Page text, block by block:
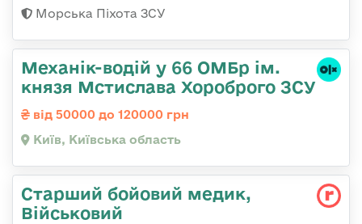
Морська Піхота ЗСУ
Механік-водій у 66 ОМБр ім.
князя Мстислава Хороброго ЗСУ
від 50000 до 120000 грн
Київ, Київська область
Старший бойовий медик,
Військовий